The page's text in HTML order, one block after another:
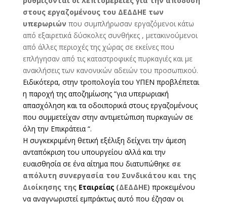
στους εργαζομένους του ΔΕΔΔΗΕ των
υπερωριών που συμπλήρωσαν εργαζόμενοι κάτω
από εξαιρετικά δύσκολες συνθήκες , μετακινούμενοι
από άλλες περιοχές της χώρας σε εκείνες που
επλήγησαν από τις καταστροφικές πυρκαγιές και με
ανακλήσεις των κανονικών αδειών του προσωπικού.
Ειδικότερα, στην τροπολογία του ΥΠΕΝ προβλέπεται
η παροχή της αποζημίωσης “για υπερωριακή
απασχόληση και τα οδοιπορικά στους εργαζομένους
που συμμετείχαν στην αντιμετώπιση πυρκαγιών σε
όλη την Επικράτεια “.
Η συγκεκριμένη θετική εξέλιξη δείχνει την άμεση
ανταπόκριση του υπουργείου αλλά και την
ευαισθησία σε ένα αίτημα που διατυπώθηκε σε
απόλυτη συνεργασία του Συνδικάτου και της
Διοίκησης της Εταιρείας (ΔΕΔΔΗΕ) προκειμένου
να αναγνωριστεί εμπράκτως αυτό που έζησαν οι